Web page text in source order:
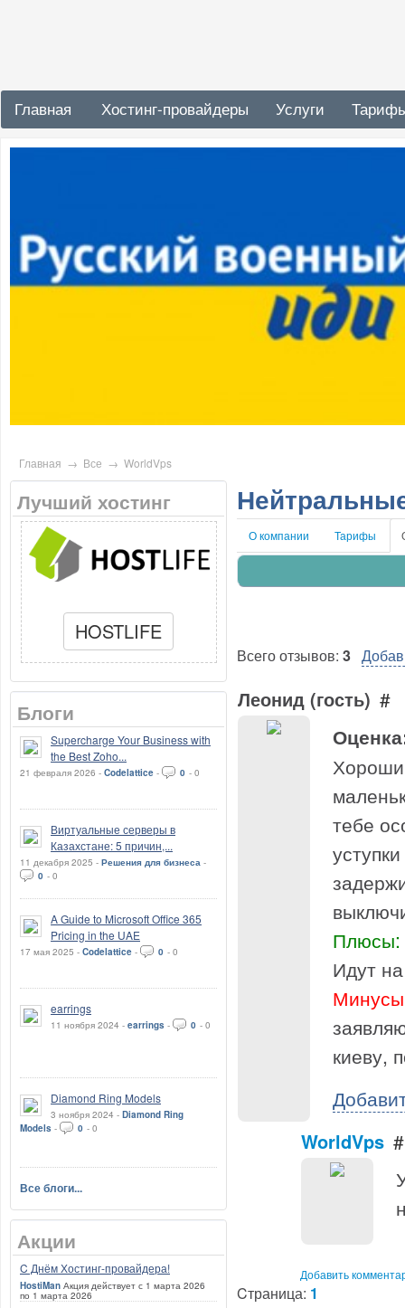
Главная Хостинг-провайдеры Услуги
Главная → Все → WorldVps
Лучший хостинг
HOSTLIFE
Блоги
Supercharge Your Business with
the Best Zoho...
21 февраля 2026 - Codelattice - 0 - 0
Виртуальные серверы в
Казахстане: 5 причин,...
11 декабря 2025 - Решения для бизнеса -
0 - 0
A Guide to Microsoft Office 365
Pricing in the UAE
17 мая 2025 - Codelattice - 0 - 0
earrings
11 ноября 2024 - earrings - 0 - 0
Diamond Ring Models
3 ноября 2024 - Diamond Ring
Models - 0 - 0
Все блоги...
Акции
C Днём Хостинг-провайдера!
HostiMan Акция действует с 1 марта 2026
по 1 марта 2026
О компании Тарифы
Всего отзывов: 3
Леонид (гость) #
тебе
Плюсы:
Идут
киеву,
WorldVps #
Добавить
Cтраница: 1